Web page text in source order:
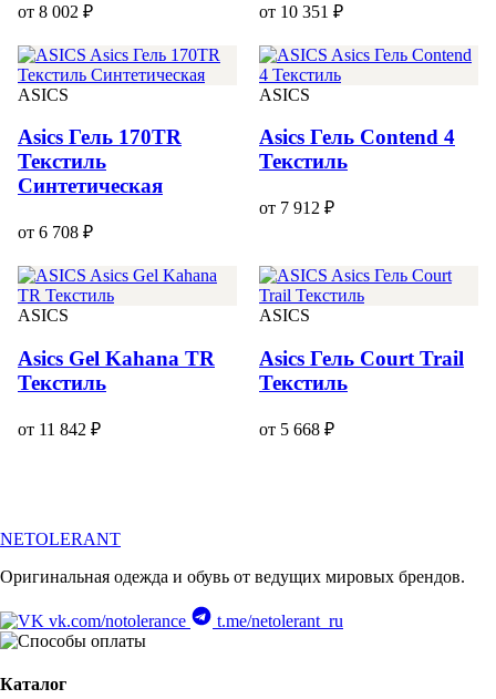
от 8 002 ₽ от 10 351 ₽
ASICS
Asics Гель 170TR
Текстиль
Синтетическая
от 6 708 ₽
ASICS
Asics Гель Contend 4
Текстиль
от 7 912 ₽
ASICS
Asics Gel Kahana TR
Текстиль
от 11 842 ₽
ASICS
Asics Гель Court Trail
Текстиль
от 5 668 ₽
NETOLERANT
Оригинальная одежда и обувь от ведущих мировых брендов.
vk.com/notolerance t.me/netolerant_ru
Каталог